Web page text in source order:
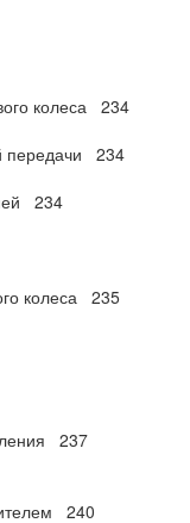
колеса 234
передачи 234
234
колеса 235
237
240